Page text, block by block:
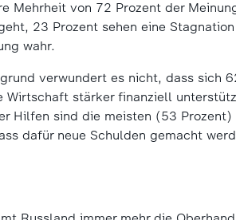
Mehrheit von 72 Prozent der
23 Prozent sehen eine
wahr.
verwundert es nicht, dass sich
Wirtschaft stärker finanziell
Hilfen sind die meisten (53
dafür neue Schulden gemacht